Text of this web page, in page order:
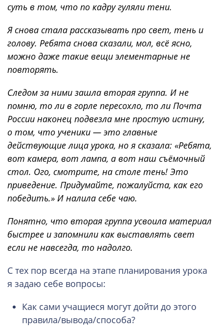
суть в том, что по кадру гуляли тени.
Я снова стала рассказывать про свет, тень и
голову. Ребята снова сказали, мол, всё ясно,
можно даже такие вещи элементарные не
повторять.
Следом за ними зашла вторая группа. И не
помню, то ли в горле пересохло, то ли Почта
России наконец подвезла мне простую истину,
о том, что ученики — это главные
действующие лица урока, но я сказала: «Ребята,
вот камера, вот лампа, а вот наш съёмочный
стол. Ого, смотрите, на столе тень! Это
приведение. Придумайте, пожалуйста, как его
победить.» И налила себе чаю.
Понятно, что вторая группа усвоила материал
быстрее и запомнили как выставлять свет
если не навсегда, то надолго.
С тех пор всегда на этапе планирования урока
я задаю себе вопросы:
Как сами учащиеся могут дойти до этого
правила/вывода/способа?